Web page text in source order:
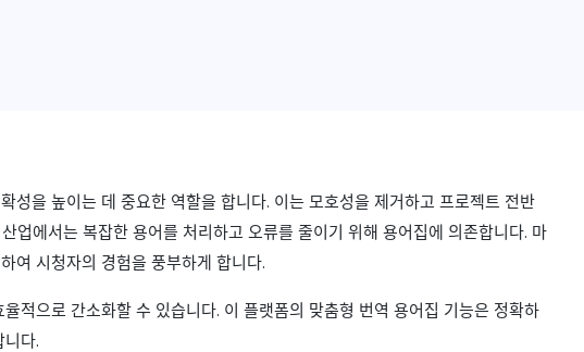
성을 높이는 데 중요한 역할을 합니다. 이는 모호성을 제거하고 프로젝트 전반
업에서는 복잡한 용어를 처리하고 오류를 줄이기 위해 용어집에 의존합니다. 마
여 시청자의 경험을 풍부하게 합니다.
적으로 간소화할 수 있습니다. 이 플랫폼의 맞춤형 번역 용어집 기능은 정확하
다.